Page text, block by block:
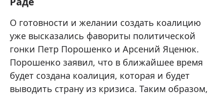
О готовности и желании создать коалицию
уже высказались фавориты политической
гонки Петр Порошенко и Арсений Яценюк.
Порошенко заявил, что в ближайшее время
будет создана коалиция, которая и будет
выводить страну из кризиса. Таким образом,